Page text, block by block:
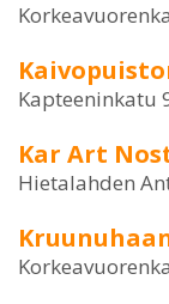
Kapteeninkatu
Kar Art
Hietalahden